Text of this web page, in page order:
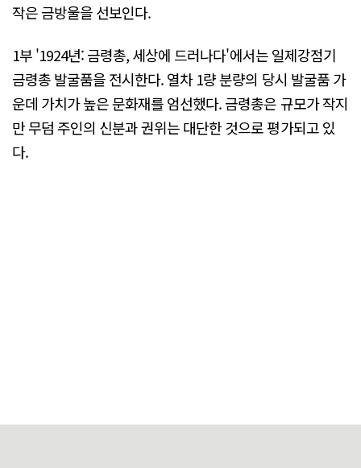
작은 금방울을 선보인다.
1부 '1924년: 금령총, 세상에 드러나다'에서는 일제강점기
금령총 발굴품을 전시한다. 열차 1량 분량의 당시 발굴품 가
운데 가치가 높은 문화재를 엄선했다. 금령총은 규모가 작지
만 무덤 주인의 신분과 권위는 대단한 것으로 평가되고 있
다.